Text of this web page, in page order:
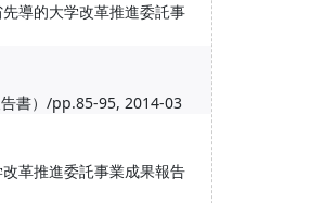
導的大学改革推進委託事
書）/pp.85-95, 2014-03
革推進委託事業成果報告